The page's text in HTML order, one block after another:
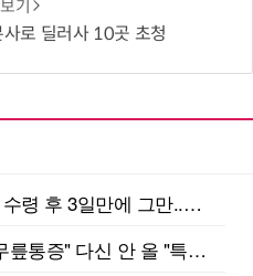
기
로 딜러사 10곳 초청